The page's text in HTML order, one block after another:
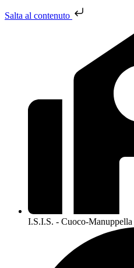
Salta al contenuto
I.S.I.S. - Cuoco-Manuppella